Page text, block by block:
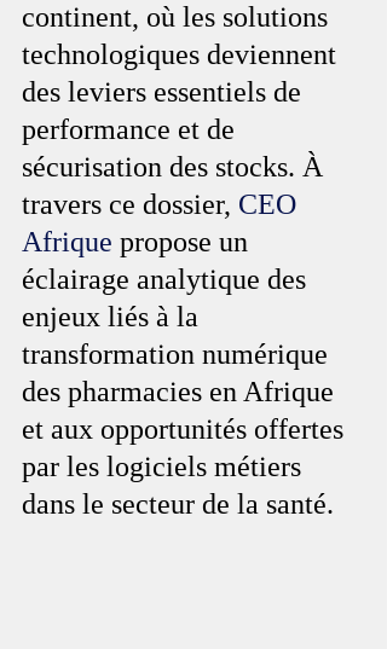
continent, où les solutions
technologiques deviennent
des leviers essentiels de
performance et de
sécurisation des stocks. À
travers ce dossier, CEO
Afrique propose un
éclairage analytique des
enjeux liés à la
transformation numérique
des pharmacies en Afrique
et aux opportunités offertes
par les logiciels métiers
dans le secteur de la santé.